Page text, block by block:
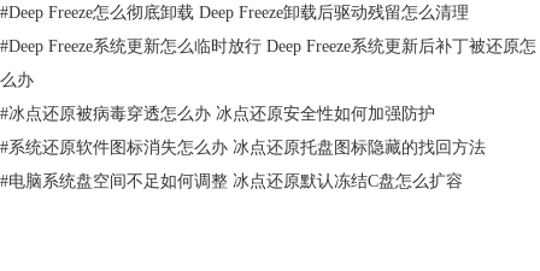
#Deep Freeze怎么彻底卸载 Deep Freeze卸载后驱动残留怎么清理
#Deep Freeze系统更新怎么临时放行 Deep Freeze系统更新后补丁被还原怎
么办
#冰点还原被病毒穿透怎么办 冰点还原安全性如何加强防护
#系统还原软件图标消失怎么办 冰点还原托盘图标隐藏的找回方法
#电脑系统盘空间不足如何调整 冰点还原默认冻结C盘怎么扩容